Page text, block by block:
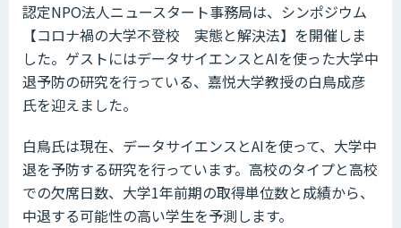
認定NPO法人ニュースタート事務局は、シンポジウム
【コロナ禍の大学不登校 実態と解決法】を開催しま
した。ゲストにはデータサイエンスとAIを使った大学中
退予防の研究を行っている、嘉悦大学教授の白鳥成彦
氏を迎えました。
白鳥氏は現在、データサイエンスとAIを使って、大学中
退を予防する研究を行っています。高校のタイプと高校
での欠席日数、大学1年前期の取得単位数と成績から、
中退する可能性の高い学生を予測します。